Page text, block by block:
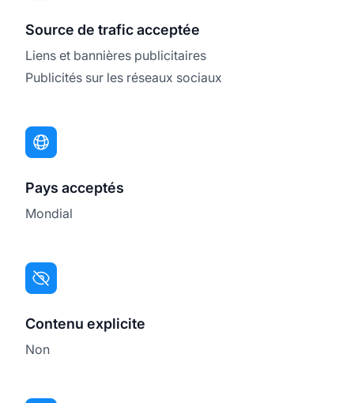
Source de trafic acceptée
Liens et bannières publicitaires
Publicités sur les réseaux sociaux
Pays acceptés
Mondial
Contenu explicite
Non